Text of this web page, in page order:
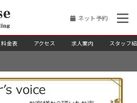
ネット予約
金表 アクセス 求人案内 スタッフ